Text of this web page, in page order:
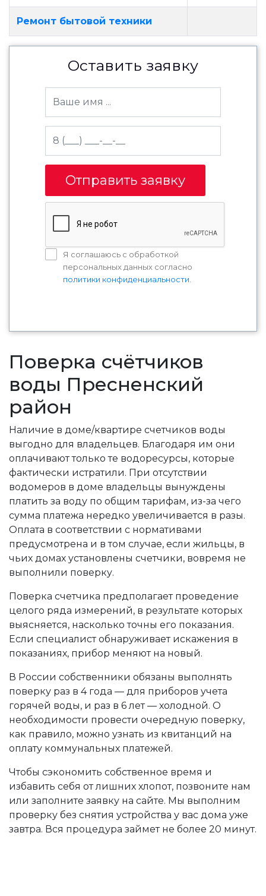
Ремонт бытовой техники
Оставить заявку
Отправить заявку
Я соглашаюсь с обработкой
персональных данных согласно
политики конфиденциальности
Поверка счётчиков
воды Пресненский
район
Наличие в доме/квартире счетчиков воды
выгодно для владельцев. Благодаря им они
оплачивают только те водоресурcы, которые
фактически истратили. При отсутствии
водомеров в доме владельцы вынуждены
платить за воду по общим тарифам, из-за чего
сумма платежа нередко увеличивается в разы.
Оплата в соответствии с нормативами
предусмотрена и в том случае, если жильцы, в
чьих домах установлены счетчики, вовремя не
выполнили поверку.
Поверка счетчика предполагает проведение
целого ряда измерений, в результате которых
выясняется, насколько точны его показания.
Если специалист обнаруживает искажения в
показаниях, прибор меняют на новый.
В России собственники обязаны выполнять
поверку раз в 4 года — для приборов учета
горячей воды, и раз в 6 лет — холодной. О
необходимости провести очередную поверку,
как правило, можно узнать из квитанций на
оплату коммунальных платежей.
Чтобы сэкономить собственное время и
избавить себя от лишних хлопот, позвоните нам
или заполните заявку на сайте. Мы выполним
проверку без снятия устройства у вас дома уже
завтра. Вся процедура займет не более 20 минут.